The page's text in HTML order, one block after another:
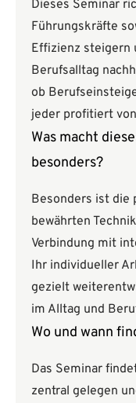
Dieses Seminar
Führungskräfte
Effizienz steigern
Berufsalltag
ob
jeder profitiert
Was macht
besonders?
Besonders ist die
bewährten
Verbindung mit
Ihr individueller
gezielt
im Alltag und
Wo und wann
Das Seminar
zentral gelegen